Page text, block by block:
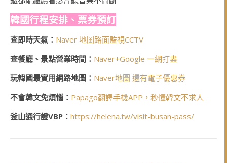
韓國行程安排、票券預訂
查即時天氣： Naver 地圖路面監視CCTV
查餐廳、景點營業時間： Naver+Google 一網打盡
玩韓國最實用網路地圖： Naver地圖 還有電子優惠券
不會韓文免煩惱： Papago翻譯手機APP，秒懂韓文不求人
釜山通行證VBP： https://helena.tw/visit-busan-pass/